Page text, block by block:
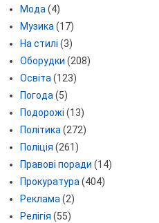
Мода (4)
Музика (17)
На стилі (3)
Оборудки (208)
Освіта (123)
Погода (5)
Подорожі (13)
Політика (272)
Поліція (261)
Правові поради (14)
Прокуратура (404)
Реклама (2)
Релігія (55)